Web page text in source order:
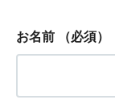
お名前 （必須）